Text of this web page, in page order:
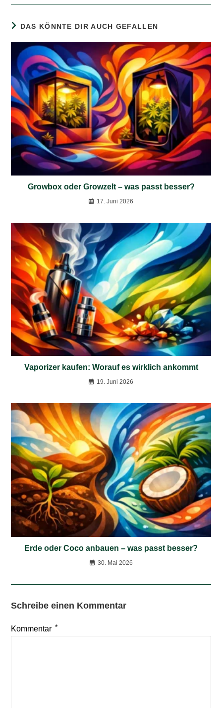
DAS KÖNNTE DIR AUCH GEFALLEN
Growbox oder Growzelt – was passt besser?
17. Juni 2026
Vaporizer kaufen: Worauf es wirklich ankommt
19. Juni 2026
Erde oder Coco anbauen – was passt besser?
30. Mai 2026
Schreibe einen Kommentar
Kommentar *